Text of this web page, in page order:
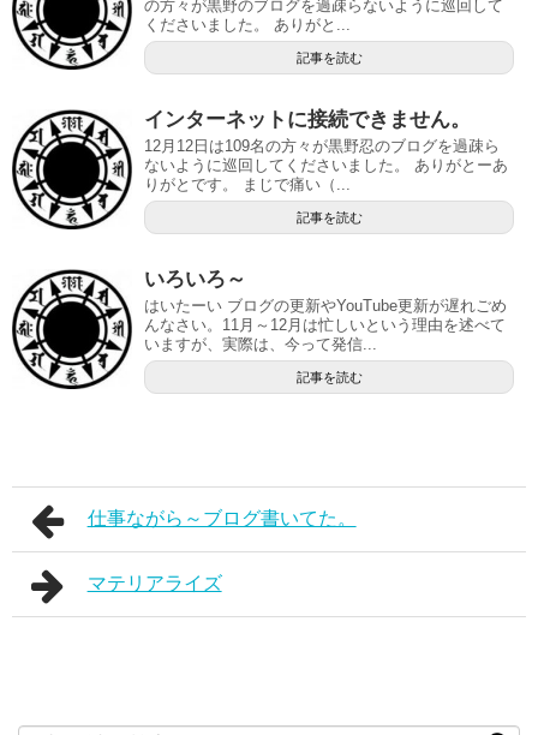
の方々が黒野のブログを過疎らないように巡回して
くださいました。 ありがと...
記事を読む
インターネットに接続できません。
12月12日は109名の方々が黒野忍のブログを過疎ら
ないように巡回してくださいました。 ありがとーあ
りがとです。 まじで痛い（...
記事を読む
いろいろ～
はいたーい ブログの更新やYouTube更新が遅れごめ
んなさい。11月～12月は忙しいという理由を述べて
いますが、実際は、今って発信...
記事を読む
仕事ながら～ブログ書いてた。
マテリアライズ